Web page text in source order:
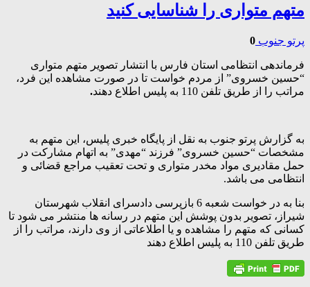
متهم متواری را شناسایی کنید
پرتو جنوب 0
فرماندهی انتظامی استان فارس با انتشار تصویر متهم متواری
“حسین خسروی” از مردم خواست تا در صورت مشاهده این فرد،
مراتب را از طریق تلفن 110 به پلیس اطلاع دهند
.
به گزارش پرتو جنوب به نقل از پایگاه خبری پلیس، این متهم به
مشخصات “حسین خسروی” فرزند “مهدی” به اتهام مشارکت در
حمل مقادیری مواد مخدر متواری و تحت تعقیب مراجع قضائی و
انتظامی می باشد.
بنا به در خواست شعبه 6 بازپرسی دادسرای انقلاب شهرستان
شیراز، تصویر بدون پوشش این متهم در رسانه ها منتشر می شود تا
کسانی که متهم را مشاهده و یا اطلاعاتی از وی دارند، مراتب را از
طریق تلفن 110 به پلیس اطلاع دهند